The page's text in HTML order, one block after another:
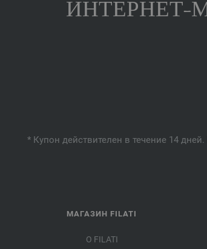
ИНТЕРНЕТ-
* Купон действителен в течение 14
МАГАЗИН FILATI
О FILATI